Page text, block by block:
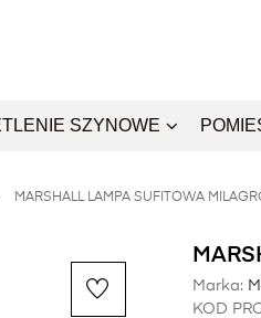
SZYNOWE
MARSHALL LAMPA SUFITOWA
Marka:
KOD